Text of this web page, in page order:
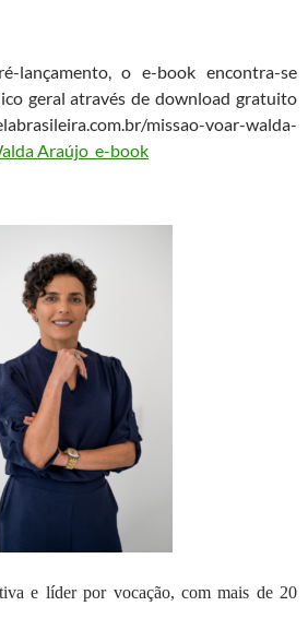
lançamento, o e-book encontra-se
geral através de download gratuito
missao-voar-walda-
Araújo_e-book
e líder por vocação, com mais de 20